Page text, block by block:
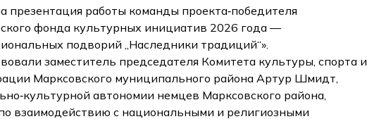
презентация работы команды проекта‑победителя
фонда культурных инициатив 2026 года —
подворий „Наследники традиций“».
заместитель председателя Комитета культуры, спорта и
Марксовского муниципального района Артур Шмидт,
автономии немцев Марксовского района,
взаимодействию с национальными и религиозными